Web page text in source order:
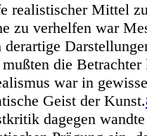
realistischer Mittel
zu verhelfen war
die Betrachter
war in
Geist der Kunst.
dagegen